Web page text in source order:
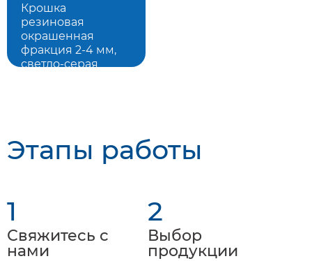
Крошка
резиновая
окрашенная
фракция 2-4 мм,
светло-серая
Этапы работы
1
Свяжитесь с
нами
2
Выбор
продукции